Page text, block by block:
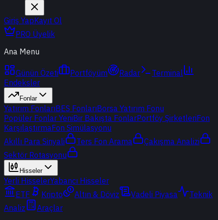
Giriş YapKayıt Ol
PRO Üyelik
Ana Menu
Günün Özeti Portföyüm Radar
Terminal
Endeksler
Fonlar
Yatırım FonlarıBES FonlarıBorsa Yatırım Fonu
Popüler Fonlar YeniBir Bakışta FonlarPortföy ŞirketleriFon
KarşılaştırmaFon Simülasyonu
Akıllı Para Sinyali
Ters Fon Arama
Çakışma Analizi
Sektör Rotasyonu
Hisseler
Yerli HisselerYabancı Hisseler
ETF
Kripto Altın & Döviz Vadeli Piyasa
Teknik
Analiz
Araçlar